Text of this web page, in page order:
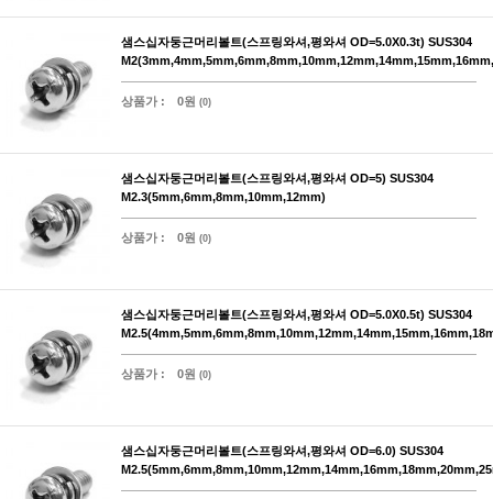
샘스십자둥근머리볼트(스프링와셔,평와셔 OD=5.0X0.3t) SUS304
상품가 : 0원 (0)
샘스십자둥근머리볼트(스프링와셔,평와셔 OD=5) SUS304
M2.3(5mm,6mm,8mm,10mm,12mm)
상품가 : 0원 (0)
샘스십자둥근머리볼트(스프링와셔,평와셔 OD=5.0X0.5t) SUS304
상품가 : 0원 (0)
샘스십자둥근머리볼트(스프링와셔,평와셔 OD=6.0) SUS304